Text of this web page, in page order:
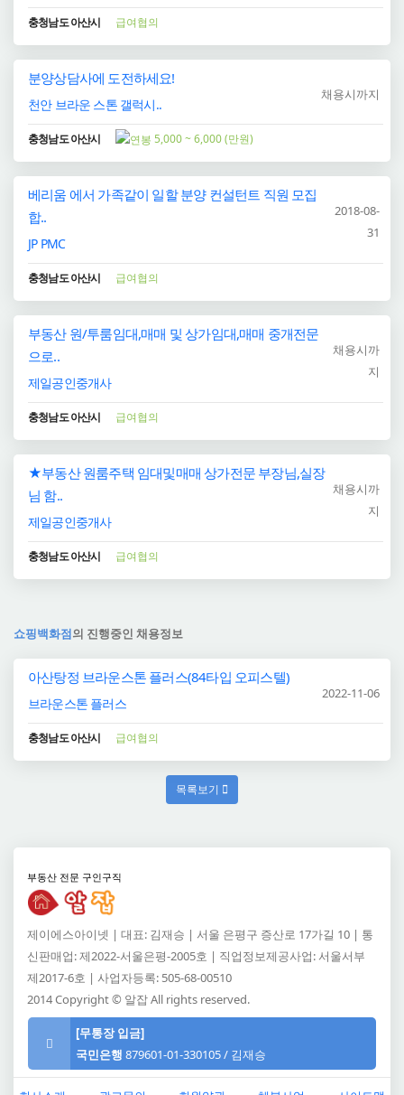
충청남도 아산시 급여협의
분양상담사에 도전하세요!
천안 브라운 스톤 갤럭시..
채용시까지
충청남도 아산시 5,000 ~ 6,000 (만원)
베리움 에서 가족같이 일할 분양 컨설턴트 직원 모집
합..
JP PMC
2018-08-
31
충청남도 아산시 급여협의
부동산 원/투룸임대,매매 및 상가임대,매매 중개전문
으로..
제일공인중개사
채용시까
지
충청남도 아산시 급여협의
★부동산 원룸주택 임대및매매 상가전문 부장님,실장
님 함..
제일공인중개사
채용시까
지
충청남도 아산시 급여협의
쇼핑백화점의 진행중인 채용정보
아산탕정 브라운스톤 플러스(84타입 오피스텔)
브라운스톤 플러스
2022-11-06
충청남도 아산시 급여협의
목록보기
부동산 전문 구인구직
제이에스아이넷 | 대표: 김재승 | 서울 은평구 증산로 17가길 10 | 통
신판매업: 제2022-서울은평-2005호 | 직업정보제공사업: 서울서부
제2017-6호 | 사업자등록: 505-68-00510
2014 Copyright © 알잡 All rights reserved.
[무통장 입금]
국민은행 879601-01-330105 / 김재승
알잡 고객센터